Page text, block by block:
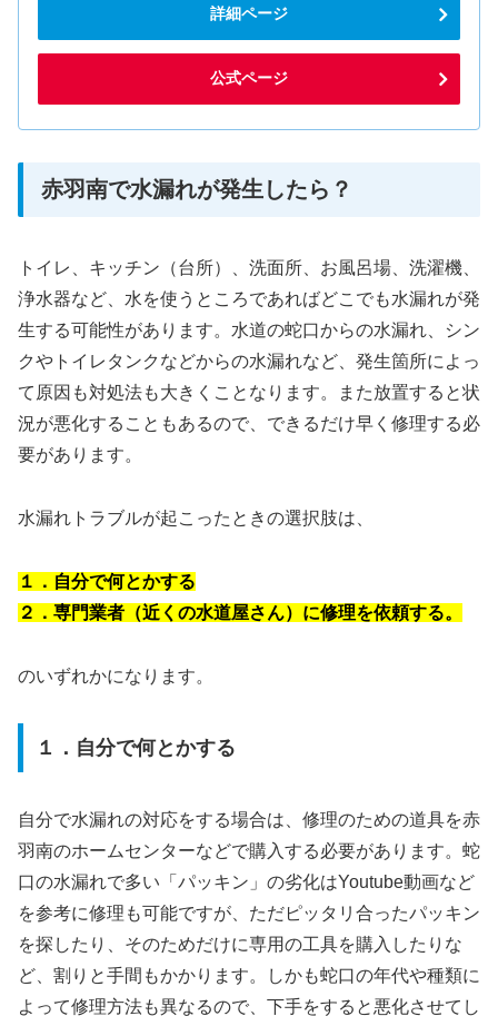
詳細ページ
公式ページ
赤羽南で水漏れが発生したら？
トイレ、キッチン（台所）、洗面所、お風呂場、洗濯機、
浄水器など、水を使うところであればどこでも水漏れが発
生する可能性があります。水道の蛇口からの水漏れ、シン
クやトイレタンクなどからの水漏れなど、発生箇所によっ
て原因も対処法も大きくことなります。また放置すると状
況が悪化することもあるので、できるだけ早く修理する必
要があります。
水漏れトラブルが起こったときの選択肢は、
１．自分で何とかする
２．専門業者（近くの水道屋さん）に修理を依頼する。
のいずれかになります。
１．自分で何とかする
自分で水漏れの対応をする場合は、修理のための道具を赤
羽南のホームセンターなどで購入する必要があります。蛇
口の水漏れで多い「パッキン」の劣化はYoutube動画など
を参考に修理も可能ですが、ただピッタリ合ったパッキン
を探したり、そのためだけに専用の工具を購入したりな
ど、割りと手間もかかります。しかも蛇口の年代や種類に
よって修理方法も異なるので、下手をすると悪化させてし